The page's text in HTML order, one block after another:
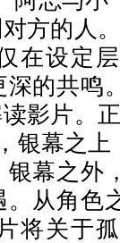
方的人
在设定
深的共鸣
影片。
银幕之
幕之外
从角色
将关于